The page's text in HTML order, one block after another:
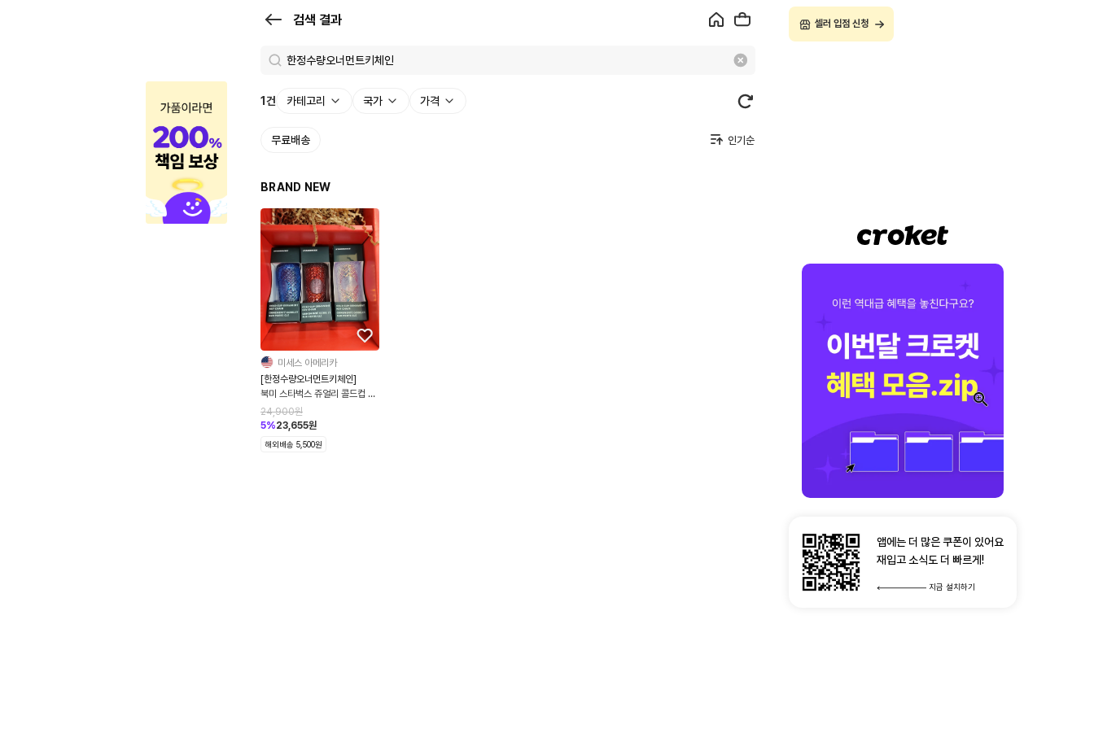
검색 결과
과
로
켓
1 건 카테고리 국가 가격
무료배송
BRAND NEW
미세스 아메리카
[한정수량오너먼트키체인]
북미 스타벅스 쥬얼리 콜드컵 오
너먼트 화이트 메를로 아쥬레
24,900원
5%23,655원
해외배송 5,500원
셀러 입점 신청
앱에는 더 많은 쿠폰이 있어요
재입고 소식도 더 빠르게!
지금 설치하기